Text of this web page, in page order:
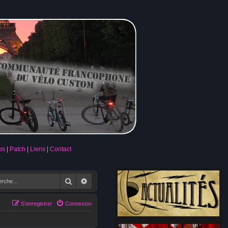
Patch Liens Contact
RechercherRecherche avancée
Connexion
S’enregistrer